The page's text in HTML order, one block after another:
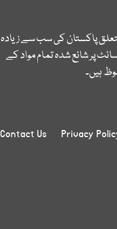
پاکستان کی سب سے زیادہ
پر شائع شدہ تمام مواد کے
ہیں۔
Privacy
Contact Us